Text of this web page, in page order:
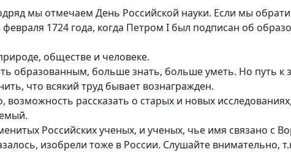
мы отмечаем День Российской науки. Если мы
1724 года, когда Петром I был подписан об
обществе и человеке.
образованным, больше знать, больше уметь. Но путь к
что всякий труд бывает вознагражден.
возможность рассказать о старых и новых
Российских ученых, и ученых, чье имя связано с
изобрели тоже в России. Слушайте внимательно,